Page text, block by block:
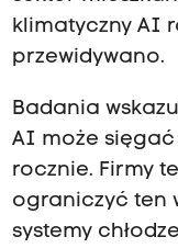
klimatyczny AI
przewidywano.
Badania
AI może sięgać
rocznie. Firmy
ograniczyć ten
systemy